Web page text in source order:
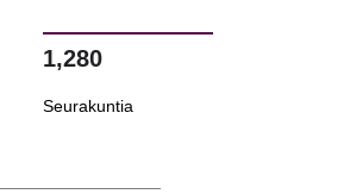
1,280
Seurakuntia